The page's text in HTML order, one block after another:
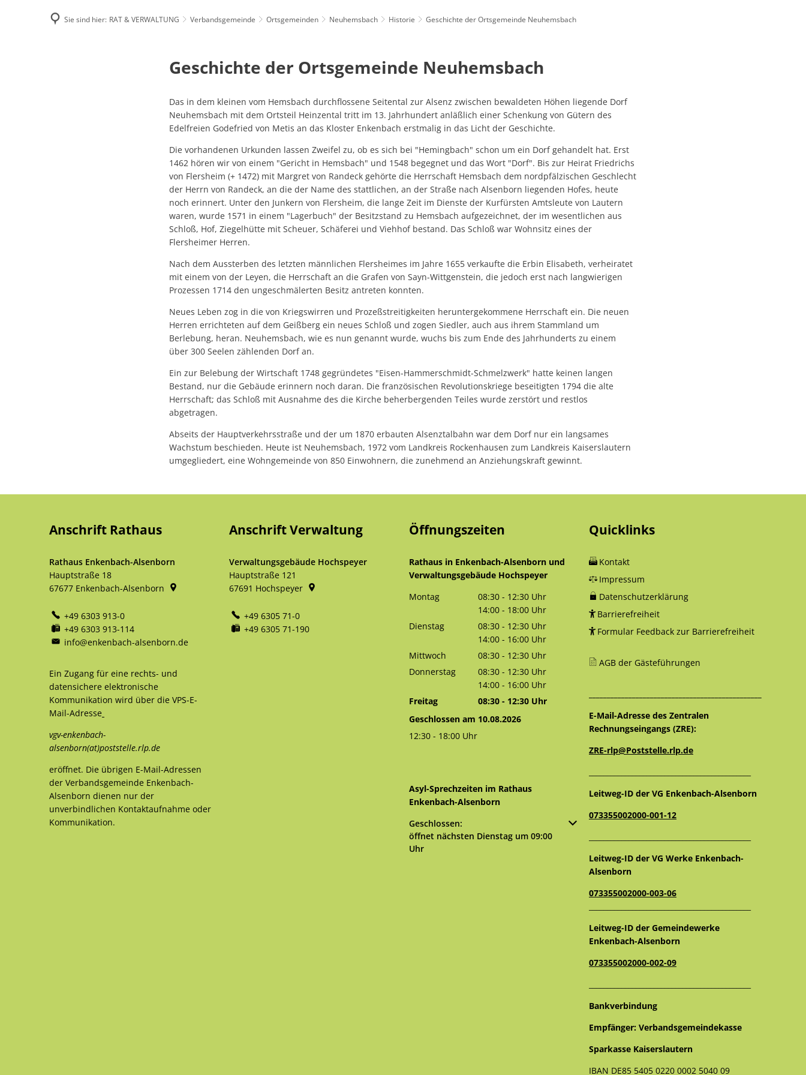
E-Rechnung
Sie sind hier: RAT & VERWALTUNG Verbandsgemeinde Ortsgemeinden Neuhemsbach Historie Geschichte der Ortsgemeinde Neuhemsbach
Geschichte der Ortsgemeinde Neuhemsbach
Das in dem kleinen vom Hemsbach durchflossene Seitental zur Alsenz zwischen bewaldeten Höhen liegende Dorf
Neuhemsbach mit dem Ortsteil Heinzental tritt im 13. Jahrhundert anläßlich einer Schenkung von Gütern des
Edelfreien Godefried von Metis an das Kloster Enkenbach erstmalig in das Licht der Geschichte.
Die vorhandenen Urkunden lassen Zweifel zu, ob es sich bei "Hemingbach" schon um ein Dorf gehandelt hat. Erst
1462 hören wir von einem "Gericht in Hemsbach" und 1548 begegnet und das Wort "Dorf". Bis zur Heirat Friedrichs
von Flersheim (+ 1472) mit Margret von Randeck gehörte die Herrschaft Hemsbach dem nordpfälzischen Geschlecht
der Herrn von Randeck, an die der Name des stattlichen, an der Straße nach Alsenborn liegenden Hofes, heute
noch erinnert. Unter den Junkern von Flersheim, die lange Zeit im Dienste der Kurfürsten Amtsleute von Lautern
waren, wurde 1571 in einem "Lagerbuch" der Besitzstand zu Hemsbach aufgezeichnet, der im wesentlichen aus
Schloß, Hof, Ziegelhütte mit Scheuer, Schäferei und Viehhof bestand. Das Schloß war Wohnsitz eines der
Flersheimer Herren.
Nach dem Aussterben des letzten männlichen Flersheimes im Jahre 1655 verkaufte die Erbin Elisabeth, verheiratet
mit einem von der Leyen, die Herrschaft an die Grafen von Sayn-Wittgenstein, die jedoch erst nach langwierigen
Prozessen 1714 den ungeschmälerten Besitz antreten konnten.
Neues Leben zog in die von Kriegswirren und Prozeßstreitigkeiten heruntergekommene Herrschaft ein. Die neuen
Herren errichteten auf dem Geißberg ein neues Schloß und zogen Siedler, auch aus ihrem Stammland um
Berlebung, heran. Neuhemsbach, wie es nun genannt wurde, wuchs bis zum Ende des Jahrhunderts zu einem
über 300 Seelen zählenden Dorf an.
Ein zur Belebung der Wirtschaft 1748 gegründetes "Eisen-Hammerschmidt-Schmelzwerk" hatte keinen langen
Bestand, nur die Gebäude erinnern noch daran. Die französischen Revolutionskriege beseitigten 1794 die alte
Herrschaft; das Schloß mit Ausnahme des die Kirche beherbergenden Teiles wurde zerstört und restlos
abgetragen.
Abseits der Hauptverkehrsstraße und der um 1870 erbauten Alsenztalbahn war dem Dorf nur ein langsames
Wachstum beschieden. Heute ist Neuhemsbach, 1972 vom Landkreis Rockenhausen zum Landkreis Kaiserslautern
umgegliedert, eine Wohngemeinde von 850 Einwohnern, die zunehmend an Anziehungskraft gewinnt.
Anschrift Rathaus
Rathaus Enkenbach-Alsenborn
Hauptstraße 18
67677 Enkenbach-Alsenborn
+49 6303 913-0
+49 6303 913-114
info@enkenbach-alsenborn.de
Ein Zugang für eine rechts- und
datensichere elektronische
Kommunikation wird über die VPS-E-
Mail-Adresse
vgv-enkenbach-
alsenborn(at)poststelle.rlp.de
eröffnet. Die übrigen E-Mail-Adressen
der Verbandsgemeinde Enkenbach-
Alsenborn dienen nur der
unverbindlichen Kontaktaufnahme oder
Kommunikation.
Anschrift Verwaltung
Verwaltungsgebäude Hochspeyer
Hauptstraße 121
67691 Hochspeyer
+49 6305 71-0
+49 6305 71-190
Öffnungszeiten
Rathaus in Enkenbach-Alsenborn und
Verwaltungsgebäude Hochspeyer
Montag
08:30 - 12:30 Uhr
Von 08:30 bis 12:30 Uhr
14:00 - 18:00 Uhr
Von 14:00 bis 18:00 Uhr
Dienstag 08:30 - 12:30 Uhr
Von 08:30 bis 12:30 Uhr
14:00 - 16:00 Uhr
Von 14:00 bis 16:00 Uhr
Mittwoch 08:30 - 12:30 Uhr
Von 08:30 bis 12:30 Uhr
Donnerstag 08:30 - 12:30 Uhr
Von 08:30 bis 12:30 Uhr
14:00 - 16:00 Uhr
Von 14:00 bis 16:00 Uhr
Freitag 08:30 - 12:30 Uhr
Von 08:30 bis 12:30 Uhr
Geschlossen am 10.08.2026
12:30 - 18:00 Uhr
Asyl-Sprechzeiten im Rathaus
Enkenbach-Alsenborn
Klicken, um weitere Öffnungs- oder Schließzeiten auszublenden
Geschlossen:
öffnet nächsten Dienstag um 09:00
Uhr
Quicklinks
Kontakt
Impressum
Datenschutzerklärung
Barrierefreiheit
Formular Feedback zur Barrierefreiheit
AGB der Gästeführungen
E-Mail-Adresse des Zentralen
Rechnungseingangs (ZRE):
ZRE-rlp@Poststelle.rlp.de
Leitweg-ID der VG Enkenbach-Alsenborn
073355002000-001-12
Leitweg-ID der VG Werke Enkenbach-
Alsenborn
073355002000-003-06
Leitweg-ID der Gemeindewerke
Enkenbach-Alsenborn
073355002000-002-09
Bankverbindung
Empfänger: Verbandsgemeindekasse
Sparkasse Kaiserslautern
IBAN DE85 5405 0220 0002 5040 09